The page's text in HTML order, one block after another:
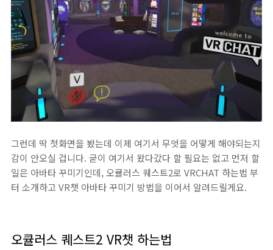
그런데 딱 첫화면을 봤는데 이제 여기서 무엇을 어떻게 해야되는지
감이 안오실 겁니다. 굳이 여기서 왔다갔다 할 필요는 없고 먼저 할
일은 아바타 꾸미기인데, 오큘러스 퀘스트2로 VRCHAT 하는법 부
터 소개하고 VR챗 아바타 꾸미기 방법을 이어서 알려드릴게요.
오큘러스 퀘스트2 VR챗 하는법